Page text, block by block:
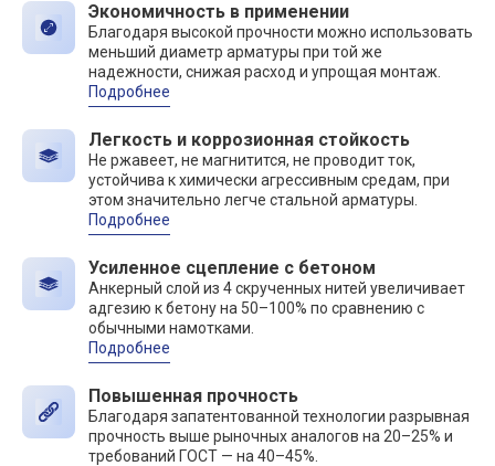
Экономичность в применении
Благодаря высокой прочности можно использовать
меньший диаметр арматуры при той же
надежности, снижая расход и упрощая монтаж.
Подробнее
Легкость и коррозионная стойкость
Не ржавеет, не магнитится, не проводит ток,
устойчива к химически агрессивным средам, при
этом значительно легче стальной арматуры.
Подробнее
Усиленное сцепление с бетоном
Анкерный слой из 4 скрученных нитей увеличивает
адгезию к бетону на 50–100% по сравнению с
обычными намотками.
Подробнее
Повышенная прочность
Благодаря запатентованной технологии разрывная
прочность выше рыночных аналогов на 20–25% и
требований ГОСТ — на 40–45%.